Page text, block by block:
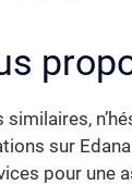
similaires,
sur
pour une